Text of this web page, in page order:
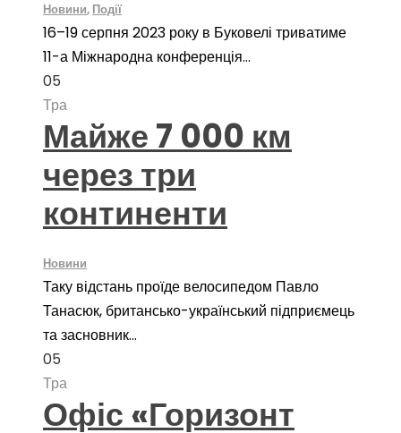
Новини, Події
16–19 серпня 2023 року в Буковелі триватиме
11-а Міжнародна конференція...
05
Тра
Майже 7 000 км
через три
континенти
Новини
Таку відстань проїде велосипедом Павло
Танасюк, британсько-український підприємець
та засновник...
05
Тра
Офіс «Горизонт